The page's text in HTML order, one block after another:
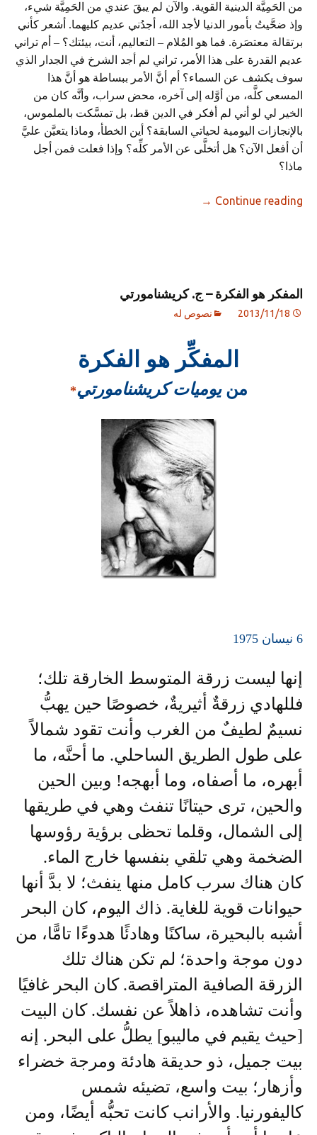
من الحَمِيَّة الدينية القوية. والآن لم يبقَ عندي من الحَمِيَّة شيء،
وإذ ضحَّيتُ بأمور الدنيا لأجد الله، أجدُني عديم كليهما. أشعر كأني
برتقالة معتصَرة. فما هو المُلام – التعاليم، أنت، بيئتك؟ – أم تراني
عديم القدرة على هذا الأمر، تراني لم أجد الشرخ في الجدار الذي
سوف يكشف عن السماء؟ أم أنَّ الأمر ببساطة هو أنَّ هذا
المسعى كلَّه، من أوَّله إلى آخره، محض سراب، وأنَّه كان من
الخير لي لو أني لم أفكر في الدين قط، بل تمسَّكت بالملموس،
بالإنجازات اليومية لحياتي السابقة؟ أين الخطأ، وماذا يتعيَّن عليَّ
أن أفعل الآن؟ هل أتخلَّى عن الأمر كلِّه؟ وإذا فعلت فمن أجل
ماذا؟
Continue reading
→
المفكر هو الفكرة – ج. كريشنامورتي
2013/11/18 نصوص له
المفكِّر هو الفكرة
منيوميات كريشنامورتي*
6 نيسان 1975
إنها ليست زرقة المتوسط الخارقة تلك؛
فللهادي زرقةٌ أثيريةٌ، خصوصًا حين يهبُّ
نسيمٌ لطيفٌ من الغرب وأنت تقود شمالاً
على طول الطريق الساحلي. ما أحنَّه، ما
أبهره، ما أصفاه، وما أبهجه! وبين الحين
والحين، ترى حيتانًا تنفث وهي في طريقها
إلى الشمال، وقلما تحظى برؤية رؤوسها
الضخمة وهي تلقي بنفسها خارج الماء.
كان هناك سرب كامل منها ينفث؛ لا بدَّ أنها
حيوانات قوية للغاية. ذاك اليوم، كان البحر
أشبه بالبحيرة، ساكنًا وهادئًا هدوءًا تامًّا، من
دون موجة واحدة؛ لم تكن هناك تلك
الزرقة الصافية المتراقصة. كان البحر غافيًا
وأنت تشاهده، ذاهلاً عن نفسك. كان البيت
[حيث يقيم في ماليبو] يطلُّ على البحر. إنه
بيت جميل، ذو حديقة هادئة ومرجة خضراء
وأزهار؛ بيت واسع، تضيئه شمس
كاليفورنيا. والأرانب كانت تحبُّه أيضًا، ومن